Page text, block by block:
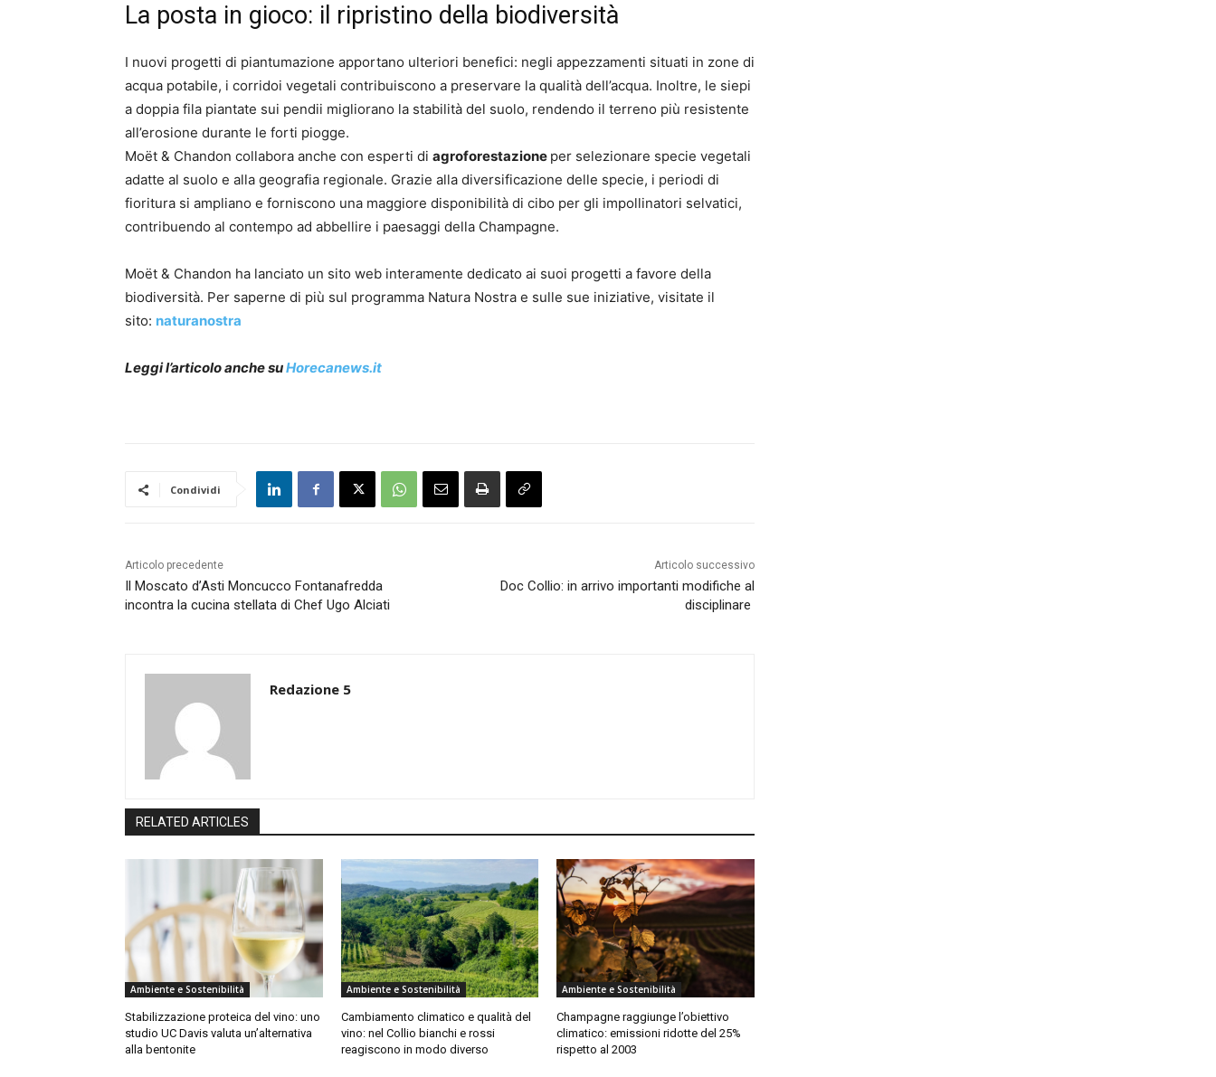
La posta in gioco: il ripristino della biodiversità
I nuovi progetti di piantumazione apportano ulteriori benefici: negli appezzamenti situati in zone di
acqua potabile, i corridoi vegetali contribuiscono a preservare la qualità dell’acqua. Inoltre, le siepi
a doppia fila piantate sui pendii migliorano la stabilità del suolo, rendendo il terreno più resistente
all’erosione durante le forti piogge.
Moët & Chandon collabora anche con esperti di agroforestazione per selezionare specie vegetali
adatte al suolo e alla geografia regionale. Grazie alla diversificazione delle specie, i periodi di
fioritura si ampliano e forniscono una maggiore disponibilità di cibo per gli impollinatori selvatici,
contribuendo al contempo ad abbellire i paesaggi della Champagne.
Moët & Chandon ha lanciato un sito web interamente dedicato ai suoi progetti a favore della
biodiversità. Per saperne di più sul programma Natura Nostra e sulle sue iniziative, visitate il
sito: naturanostra
Leggi l’articolo anche suHorecanews.it
Condividi
Articolo precedente
Il Moscato d’Asti Moncucco Fontanafredda
incontra la cucina stellata di Chef Ugo Alciati
Articolo successivo
Doc Collio: in arrivo importanti modifiche al
disciplinare
Redazione 5
RELATED ARTICLES
Ambiente e Sostenibilità
Stabilizzazione proteica del vino: uno
studio UC Davis valuta un’alternativa
alla bentonite
Ambiente e Sostenibilità
Cambiamento climatico e qualità del
vino: nel Collio bianchi e rossi
reagiscono in modo diverso
Ambiente e Sostenibilità
Champagne raggiunge l’obiettivo
climatico: emissioni ridotte del 25%
rispetto al 2003